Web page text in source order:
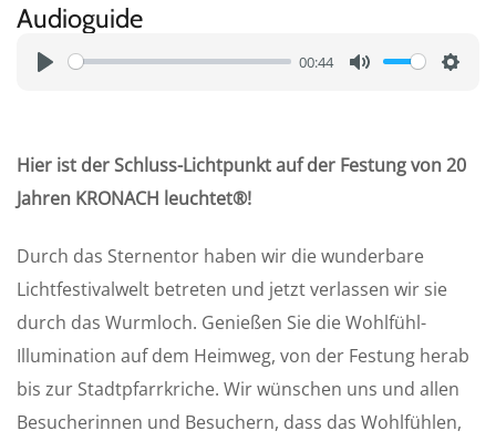
Audioguide
y
00:44
e
t
Hier ist der Schluss-Lichtpunkt auf der Festung von 20
Jahren KRONACH leuchtet®!
Durch das Sternentor haben wir die wunderbare
Lichtfestivalwelt betreten und jetzt verlassen wir sie
durch das Wurmloch. Genießen Sie die Wohlfühl-
Illumination auf dem Heimweg, von der Festung herab
bis zur Stadtpfarrkriche. Wir wünschen uns und allen
Besucherinnen und Besuchern, dass das Wohlfühlen,